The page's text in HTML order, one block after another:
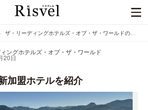
ザ・リーディングホテルズ・オブ・ザ・ワールドのニュース
ングホテルズ・オブ・ザ・ワールド
20日
加盟ホテルを紹介